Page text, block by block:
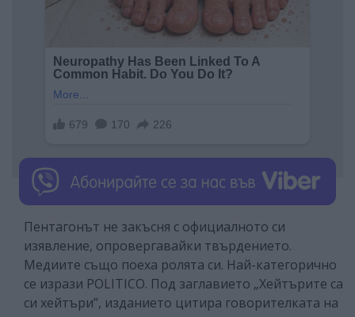
Пентагонът не закъсня с официалното си
изявление, опровергавайки твърдението.
Медиите също поеха ролята си. Най-категорично
се изрази POLITICO. Под заглавието „Хейтърите са
си хейтъри”, изданието цитира говорителката на